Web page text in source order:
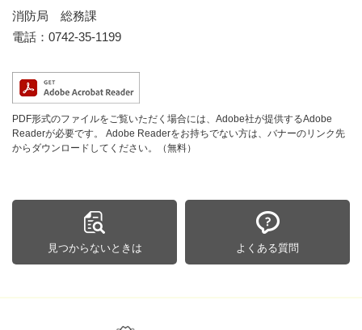
消防局 総務課
電話：0742-35-1199
PDF形式のファイルをご覧いただく場合には、Adobe社が提供するAdobe
Readerが必要です。
Adobe Readerをお持ちでない方は、バナーのリンク先
からダウンロードしてください。（無料）
見つからないときは よくある質問